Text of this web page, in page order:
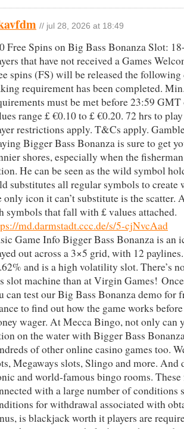
// jul 28, 2026 at 18:49
Free Spins on Big Bass Bonanza Slot:
that have not received a Games
spins (FS) will be released the following
requirement has been completed.
must be met before 23:59 GMT
range £ €0.10 to £ €0.20. 72 hrs to
restrictions apply. T&Cs apply.
Bigger Bass Bonanza is sure to get
shores, especially when the
He can be seen as the wild symbol
substitutes all regular symbols to
only icon it can’t substitute is the scatter.
symbols that fall with £ values attached.
md.darmstadt.ccc.de/s/5-cjNvcAad
Game Info Bigger Bass Bonanza is an
out across a 3×5 grid, with 12
and is a high volatility slot. There’s
slot machine than at Virgin Games! Once
can test our Big Bass Bonanza demo for
to find out how the game works
wager. At Mecca Bingo, not only can
on the water with Bigger Bass
of other online casino games too.
Megaways slots, Slingo and more. And
and world-famous bingo rooms. These
with a large number of conditions
for withdrawal associated with
is blackjack worth it players are